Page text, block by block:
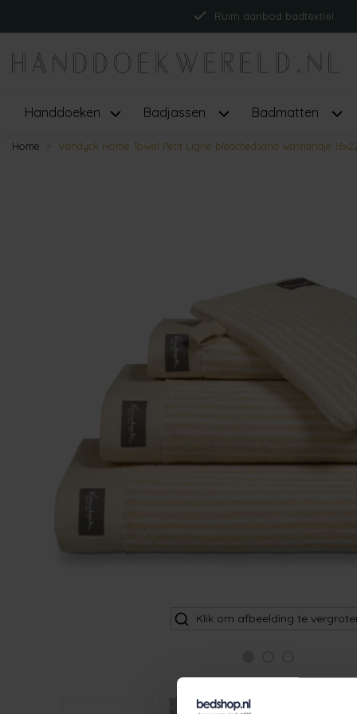
Ruim aanbod badtextiel
Handdoeken Badjassen Badmatten
Home Vandyck Home Towel Petit Ligne bleachedsand washandje
Klik om afbeelding te